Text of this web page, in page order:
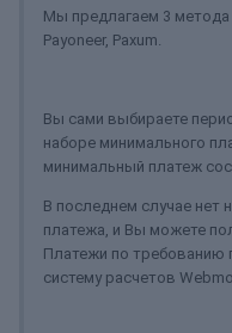
Мы предлагаем 3 метода
Payoneer, Paxum.
Вы сами выбираете
наборе минимального
минимальный платеж
В последнем случае нет
платежа, и Вы можете
Платежи по требованию
систему расчетов